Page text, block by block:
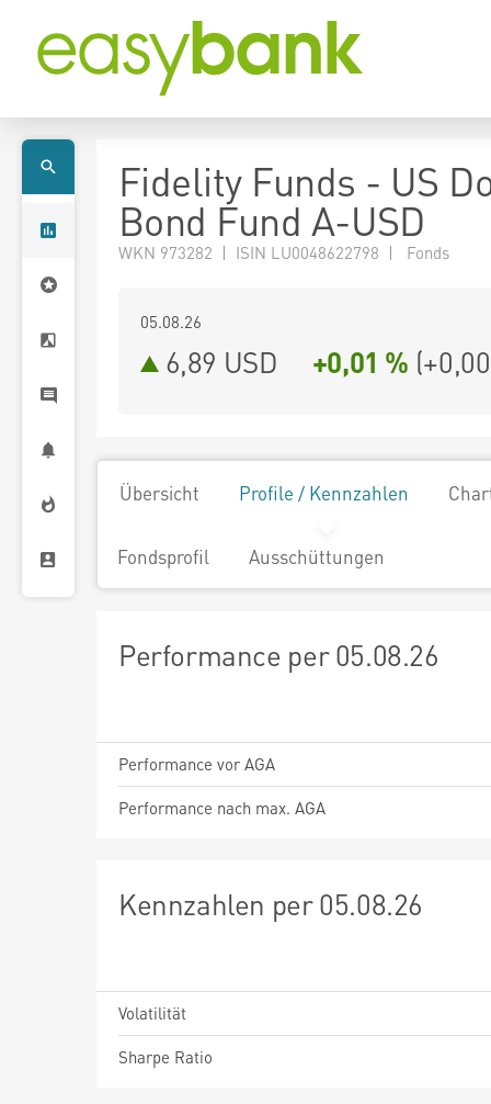
Fidelity Funds - US
Bond Fund A-USD
WKN 973282 | ISIN LU0048622798 | Fonds
05.08.26
6,89 USD +0,01 % (+0,00
Übersicht Profile / Kennzahlen
Fondsprofil Ausschüttungen
Performance per 05.08.26
Performance vor AGA
Performance nach max. AGA
Kennzahlen per 05.08.26
Volatilität
Sharpe Ratio